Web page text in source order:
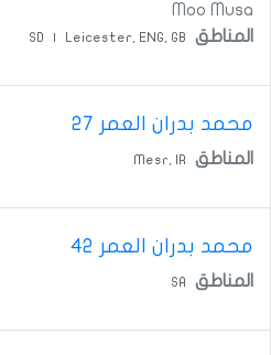
Moo Musa
المناطق
Leicester, ENG, GB
|
SD
محمد بدران العمر 27
المناطق Mesr, IR
محمد بدران العمر 42
المناطق SA